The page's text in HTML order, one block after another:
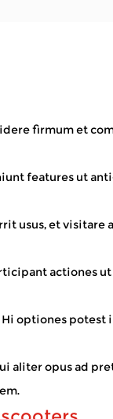
intentionalem
firmum et
features ut
usus, et visitare
actiones
optiones
opus ad